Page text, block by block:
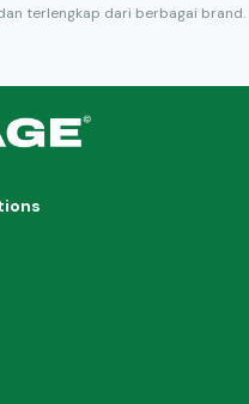
terlengkap dari berbagai brand.